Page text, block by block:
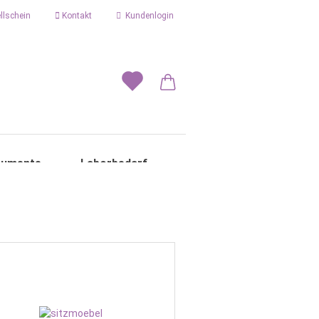
Kontakt Kundenlogin
Laborbedarf